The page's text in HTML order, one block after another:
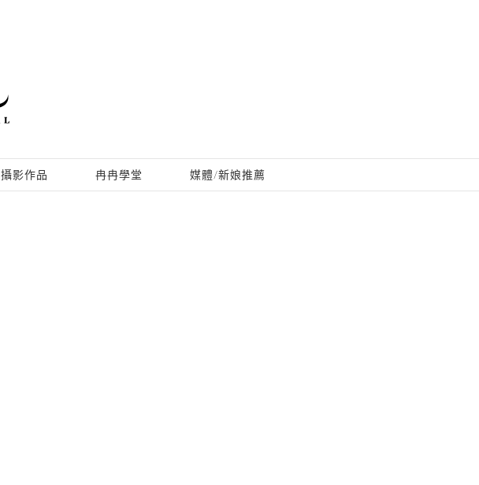
攝影作品 冉冉學堂 媒體/新娘推薦